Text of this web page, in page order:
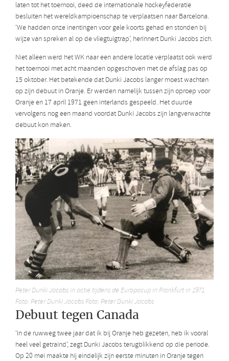
laten tot het toernooi, deed de internationale hockeyfederatie
besluiten het wereldkampioenschap te verplaatsen naar Barcelona.
‘We hadden onze inentingen voor gele koorts gehad en stonden bij
wijze van spreken al op de vliegtuigtrap’, herinnert Dunki Jacobs zich.
Niet alleen werd het WK naar een andere locatie verplaatst ook werd
het toernooi met acht maanden opgeschoven met de afslag pas op
15 oktober. Het betekende dat Dunki Jacobs langer moest wachten
op zijn debuut in Oranje. Er werden namelijk tussen zijn oproep voor
Oranje en 17 april 1971 geen interlands gespeeld. Het duurde
vervolgens nog een maand voordat Dunki Jacobs zijn langverwachte
debuut kon maken.
Peter Dunki Jacobs in actie tijdens de Europacup in Frankfurt in 1971.
Foto: Peter Dunki Jacobs Foto: Peter Dunki Jacobs
Debuut tegen Canada
‘In de ruwweg twee jaar dat ik bij Oranje heb gezeten, heb ik vooral
heel veel getraind’, zegt Dunki Jacobs terugblikkend op die periode.
Op 20 mei maakte hij eindelijk zijn eerste minuten in Oranje tegen